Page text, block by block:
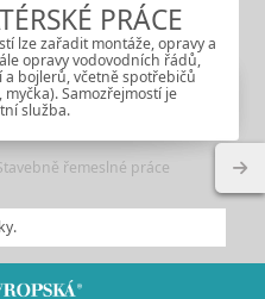
PRÁCE
lze zařadit montáže, opravy a
opravy vodovodních řádů,
bojlerů, včetně spotřebičů
Samozřejmostí je
služba.
řemeslné práce